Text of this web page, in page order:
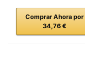
Comprar Ahora por
34,76 €